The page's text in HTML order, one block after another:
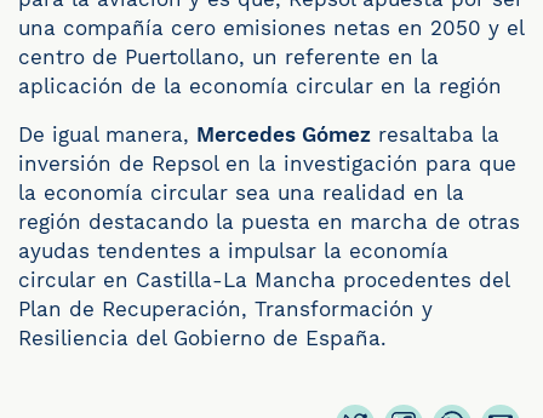
una compañía cero emisiones netas en 2050 y el
centro de Puertollano, un referente en la
aplicación de la economía circular en la región
De igual manera, Mercedes Gómez resaltaba la
inversión de Repsol en la investigación para que
la economía circular sea una realidad en la
región destacando la puesta en marcha de otras
ayudas tendentes a impulsar la economía
circular en Castilla-La Mancha procedentes del
Plan de Recuperación, Transformación y
Resiliencia del Gobierno de España.